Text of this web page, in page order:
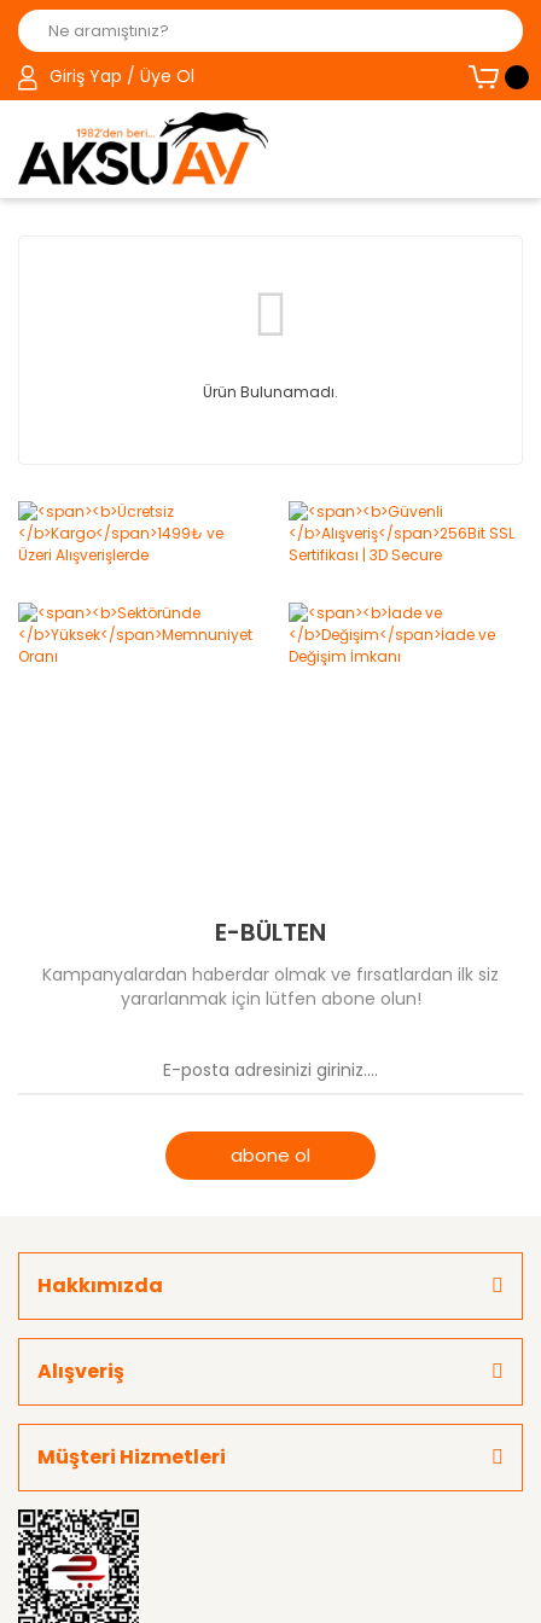
Giriş Yap / Üye Ol
Ürün Bulunamadı.
E-BÜLTEN
Kampanyalardan haberdar olmak ve fırsatlardan ilk siz
yararlanmak için lütfen abone olun!
abone ol
Hakkımızda
Alışveriş
Müşteri Hizmetleri